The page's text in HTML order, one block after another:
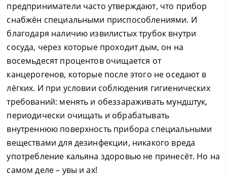
предприниматели часто утверждают, что прибор
снабжён специальными приспособлениями. И
благодаря наличию извилистых трубок внутри
сосуда, через которые проходит дым, он на
восемьдесят процентов очищается от
канцерогенов, которые после этого не оседают в
лёгких. И при условии соблюдения гигиенических
требований: менять и обеззараживать мундштук,
периодически очищать и обрабатывать
внутреннюю поверхность прибора специальными
веществами для дезинфекции, никакого вреда
употребление кальяна здоровью не принесёт. Но на
самом деле – увы и ах!